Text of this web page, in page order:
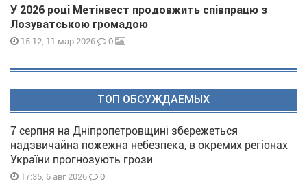
У 2026 році Метінвест продовжить співпрацю з
Лозуватською громадою
15:12, 11 мар 2026 0
ТОП ОБСУЖДАЕМЫХ
7 серпня на Дніпропетровщині збережеться
надзвичайна пожежна небезпека, в окремих регіонах
України прогнозують грози
17:35, 6 авг 2026 0